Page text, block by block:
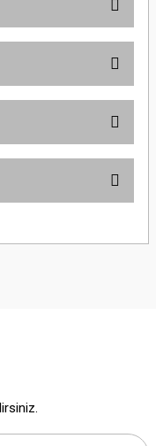
kullanarak tarafımıza